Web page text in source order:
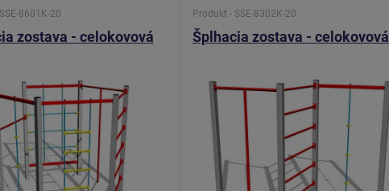
8601K-20
zostava - celokovová
Produkt - SSE-8302K-20
Šplhacia zostava - celokovová